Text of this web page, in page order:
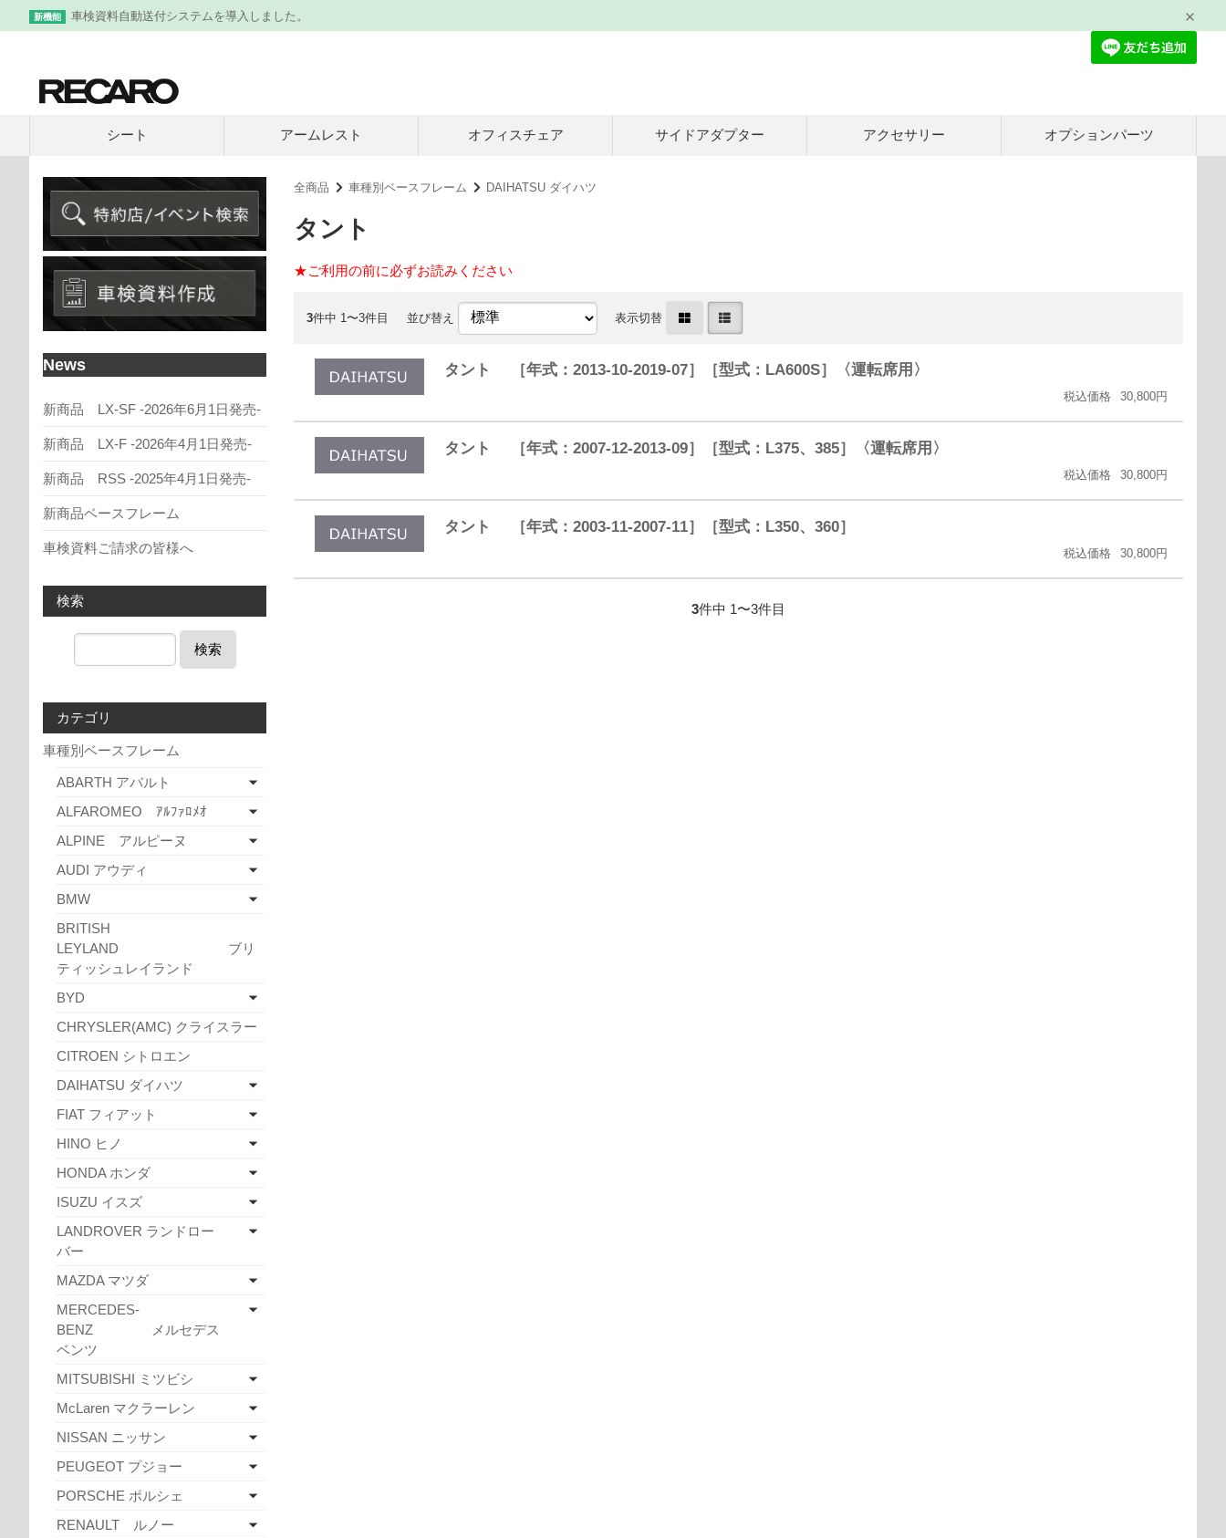
新機能 車検資料自動送付システムを導入しました。
シート アームレスト オフィスチェア サイドアダプター アクセサリー オプションパーツ
全商品 車種別ベースフレーム DAIHATSU ダイハツ
タント
★ご利用の前に必ずお読みください
3件中 1〜3件目 並び替え 表示切替
タント ［年式：2013-10-2019-07］［型式：LA600S］〈運転席用〉
税込価格 30,800円
タント ［年式：2007-12-2013-09］［型式：L375、385］〈運転席用〉
税込価格 30,800円
タント ［年式：2003-11-2007-11］［型式：L350、360］
税込価格 30,800円
3件中 1〜3件目
News
新商品 LX-SF -2026年6月1日発売-
新商品 LX-F -2026年4月1日発売-
新商品 RSS -2025年4月1日発売-
新商品ベースフレーム
車検資料ご請求の皆様へ
検索
検索
カテゴリ
車種別ベースフレーム
ABARTH アバルト
ALFAROMEO ｱﾙﾌｧﾛﾒｵ
ALPINE アルピーヌ
AUDI アウディ
BMW
BRITISH
LEYLAND ブリ
ティッシュレイランド
BYD
CHRYSLER(AMC) クライスラー
CITROEN シトロエン
DAIHATSU ダイハツ
FIAT フィアット
HINO ヒノ
HONDA ホンダ
ISUZU イスズ
LANDROVER ランドロー
バー
MAZDA マツダ
MERCEDES-
BENZ メルセデス
ベンツ
MITSUBISHI ミツビシ
McLaren マクラーレン
NISSAN ニッサン
PEUGEOT プジョー
PORSCHE ポルシェ
RENAULT ルノー